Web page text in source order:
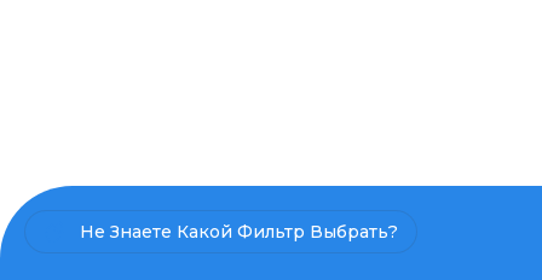
Не Знаете Какой Фильтр Выбрать?